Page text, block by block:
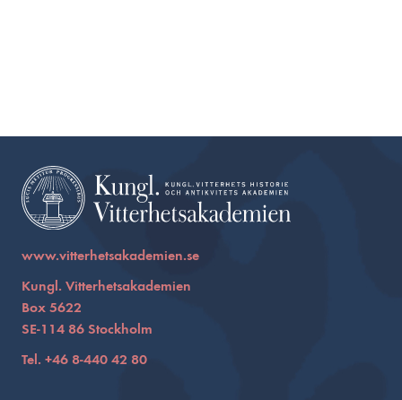
www.vitterhetsakademien.se
Kungl. Vitterhetsakademien
Box 5622
SE-114 86 Stockholm
Tel. +46 8-440 42 80